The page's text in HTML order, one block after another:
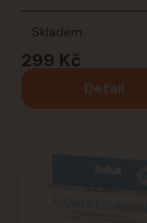
299 Kč
Skladem
Detail